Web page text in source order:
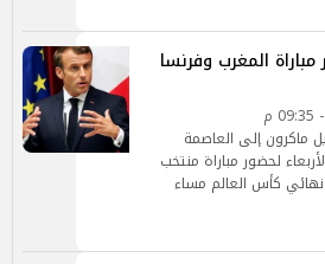
المغرب وفرنسا
ماكرون إلى العاصمة
لحضور مباراة منتخب
كأس العالم مساء